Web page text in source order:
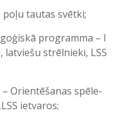
poļu tautas svētki;
programma – I
strēlnieki, LSS
– Orientēšanas spēle-
ietvaros;